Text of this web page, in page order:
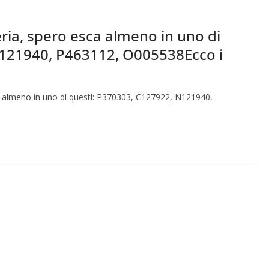
spero esca almeno in uno di
P463112, O005538Ecco i
in uno di questi: P370303, C127922, N121940,
50 DI 50
Balsamo
Rilassarsi e
19 Maggio 2024 Felice Balsamo